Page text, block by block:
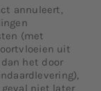
annuleert,
(met
uit
het door
niet later